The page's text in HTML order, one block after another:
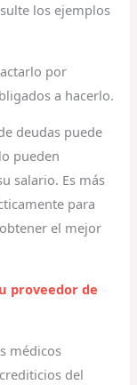
los ejemplos
por
a hacerlo.
deudas puede
pueden
salario. Es más
para
el mejor
proveedor de
médicos
del